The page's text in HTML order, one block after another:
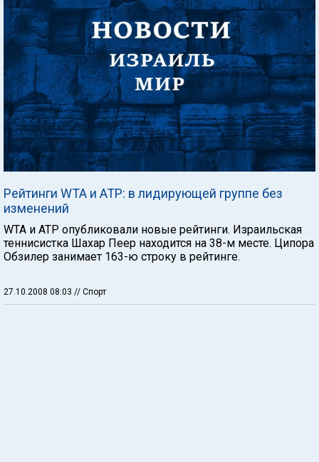
Рейтинги WTA и АТР: в лидирующей группе без
изменений
WTA и АТР опубликовали новые рейтинги. Израильская
теннисистка Шахар Пеер находится на 38-м месте. Ципора
Обзилер занимает 163-ю строку в рейтинге.
27.10.2008 08:03 // Спорт